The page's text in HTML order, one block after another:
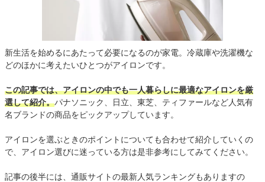
新生活を始めるにあたって必要になるのが家電。冷蔵庫や洗濯機な
どのほかに考えたいひとつがアイロンです。
この記事では、アイロンの中でも一人暮らしに最適なアイロンを厳
選して紹介。パナソニック、日立、東芝、ティファールなど人気有
名ブランドの商品をピックアップしています。
アイロンを選ぶときのポイントについても合わせて紹介していくの
で、アイロン選びに迷っている方は是非参考にしてみてください。
記事の後半には、通販サイトの最新人気ランキングもありますの